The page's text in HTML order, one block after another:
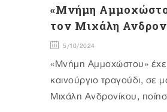
«Μνήμη
τον Μιχάλη
5/10/2024
«Μνήμη Αμμοχώστου» έχει
καινούργιο τραγούδι, σε
Μιχάλη Ανδρονίκου,